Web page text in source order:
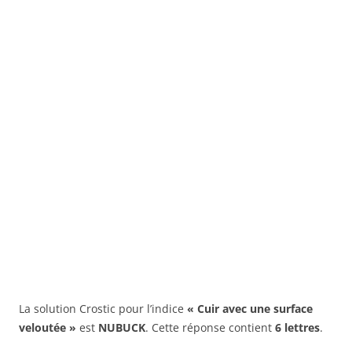
La solution Crostic pour l’indice « Cuir avec une surface
veloutée » est NUBUCK. Cette réponse contient 6 lettres.